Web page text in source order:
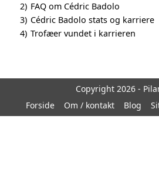
2) FAQ om Cédric Badolo
3) Cédric Badolo stats og karriere
4) Trofæer vundet i karrieren
Copyright 2026 -
Forside
Om / kontakt Blog